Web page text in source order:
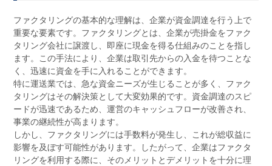
ファクタリングの基本的な理解は、企業が資金調達を行う上で
重要な要素です。ファクタリングとは、企業が売掛金をファク
タリング会社に譲渡し、即座に現金を得る仕組みのことを指し
ます。この手法により、企業は取引先からの入金を待つことな
く、迅速に資金を手に入れることができます。
特に運送業では、急な資金ニーズが生じることが多く、ファク
タリングはその解決策として大変効果的です。資金調達のスピ
ードが迅速であるため、運営のキャッシュフローが改善され、
事業の継続性が高まります。
しかし、ファクタリングには手数料が発生し、これが総収益に
影響を及ぼす可能性があります。したがって、企業はファクタ
リングを利用する際に、そのメリットとデメリットを十分に理